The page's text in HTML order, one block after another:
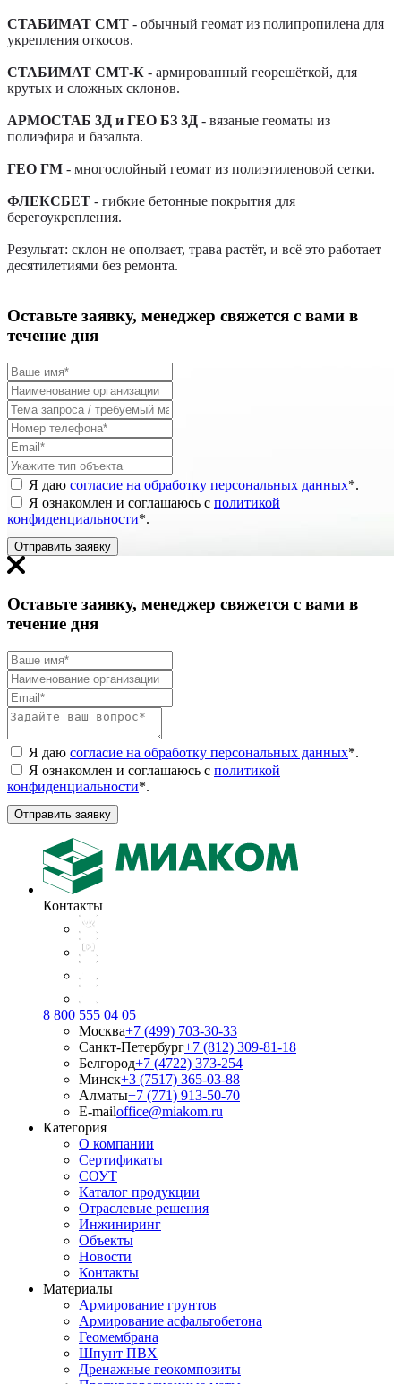
СТАБИМАТ СМТ - обычный геомат из полипропилена для
укрепления откосов.
СТАБИМАТ СМТ-К - армированный георешёткой, для
крутых и сложных склонов.
АРМОСТАБ 3Д и ГЕО БЗ 3Д - вязаные геоматы из
полиэфира и базальта.
ГЕО ГМ - многослойный геомат из полиэтиленовой сетки.
ФЛЕКСБЕТ - гибкие бетонные покрытия для
берегоукрепления.
Результат: склон не оползает, трава растёт, и всё это работает
десятилетиями без ремонта.
Оставьте заявку, менеджер свяжется с вами в
течение дня
Я даю согласие на обработку персональных данных*.
Я ознакомлен и соглашаюсь с политикой
конфиденциальности*.
Отправить заявку
Оставьте заявку, менеджер свяжется с вами в
течение дня
Я даю согласие на обработку персональных данных*.
Я ознакомлен и соглашаюсь с политикой
конфиденциальности*.
Отправить заявку
Контакты
8 800 555 04 05
Москва+7 (499) 703-30-33
Санкт-Петербург+7 (812) 309-81-18
Белгород+7 (4722) 373-254
Минск+3 (7517) 365-03-88
Алматы+7 (771) 913-50-70
E-mailoffice@miakom.ru
Категория
О компании
Сертификаты
СОУТ
Каталог продукции
Отраслевые решения
Инжиниринг
Объекты
Новости
Контакты
Материалы
Армирование грунтов
Армирование асфальтобетона
Геомембрана
Шпунт ПВХ
Дренажные геокомпозиты